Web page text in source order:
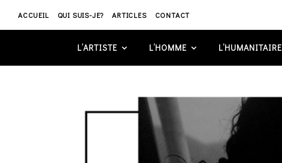
ACCUEIL QUI SUIS-JE? ARTICLES CONTACT
L’ARTISTE L’HOMME L’HUMANITAIRE